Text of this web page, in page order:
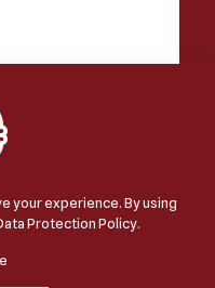
Ertoğrul tarafından
your experience. By using
Protection Policy.